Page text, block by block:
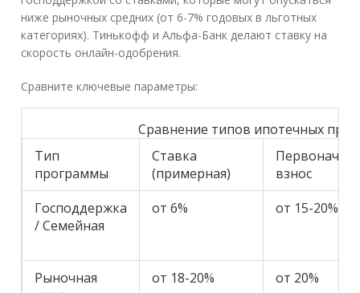
ниже рыночных средних (от 6-7% годовых в льготных
категориях). Тинькофф и Альфа-Банк делают ставку на
скорость онлайн-одобрения.
Сравните ключевые параметры:
Сравнение типов ипотечных
Тип
программы
Ставка
(примерная)
взнос
Господдержка
/ Семейная
от 6% от 15-20%
Рыночная
от 18-20% от 20%